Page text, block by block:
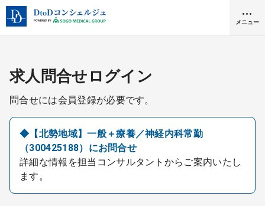
メニュー
クリニック開業
DtoDとは
お問合せ
医院の譲渡・売却をお考えの方
採用をお考えの医療機関の方
求人問合せログイン
問合せには会員登録が必要です。
◆【北勢地域】一般＋療養／神経内科常勤
（300425188）にお問合せ
詳細な情報を担当コンサルタントからご案内いたし
ます。